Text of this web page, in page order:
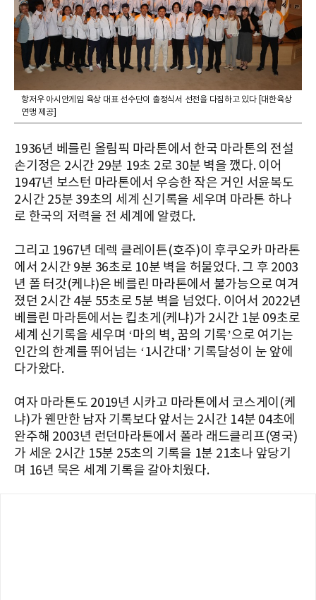
항저우 아시안게임 육상 대표 선수단이 출정식서 선전을 다짐하고 있다 [대한육상
연맹 제공]
1936년 베를린 올림픽 마라톤에서 한국 마라톤의 전설
손기정은 2시간 29분 19초 2로 30분 벽을 깼다. 이어
1947년 보스턴 마라톤에서 우승한 작은 거인 서윤복도
2시간 25분 39초의 세계 신기록을 세우며 마라톤 하나
로 한국의 저력을 전 세계에 알렸다.
그리고 1967년 데렉 클레이튼(호주)이 후쿠오카 마라톤
에서 2시간 9분 36초로 10분 벽을 허물었다. 그 후 2003
년 폴 터갓(케냐)은 베를린 마라톤에서 불가능으로 여겨
졌던 2시간 4분 55초로 5분 벽을 넘었다. 이어서 2022년
베를린 마라톤에서는 킵초게(케냐)가 2시간 1분 09초로
세계 신기록을 세우며 ‘마의 벽, 꿈의 기록’으로 여기는
인간의 한계를 뛰어넘는 ‘1시간대’ 기록달성이 눈 앞에
다가왔다.
여자 마라톤도 2019년 시카고 마라톤에서 코스게이(케
냐)가 웬만한 남자 기록보다 앞서는 2시간 14분 04초에
완주해 2003년 런던마라톤에서 폴라 래드클리프(영국)
가 세운 2시간 15분 25초의 기록을 1분 21초나 앞당기
며 16년 묵은 세계 기록을 갈아치웠다.